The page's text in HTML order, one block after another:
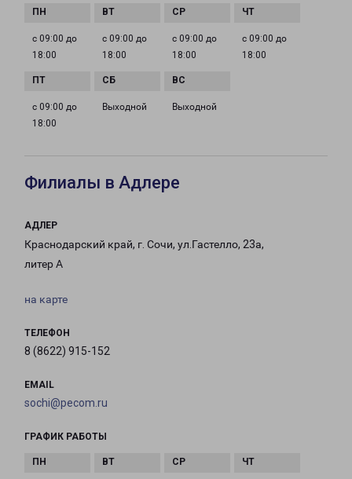
с 09:00 до
18:00
с 09:00 до
18:00
с 09:00 до
18:00
с 09:00 до
18:00
с 09:00 до
18:00
Выходной Выходной
Филиалы в Адлере
АДЛЕР
Краснодарский край, г. Сочи, ул.Гастелло, 23а,
литер А
на карте
ТЕЛЕФОН
8 (8622) 915-152
EMAIL
sochi@pecom.ru
ГРАФИК РАБОТЫ